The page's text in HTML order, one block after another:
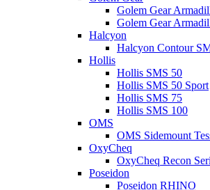
Golem Gear
Golem Gear
Halcyon
Halcyon Contour
Hollis
Hollis SMS 50
Hollis SMS 50 Sport
Hollis SMS 75
Hollis SMS 100
OMS
OMS Sidemount
OxyCheq
OxyCheq Recon
Poseidon
Poseidon RHINO